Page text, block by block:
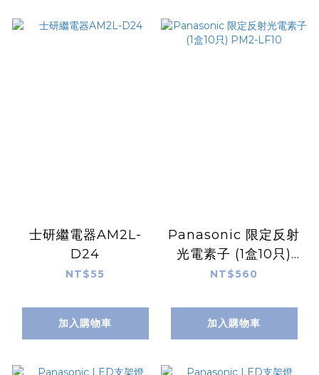
士研繼電器AM2L-
D24
NT$55
加入購物車
Panasonic 限定反射
光電素子 (1盒10只)
PM2-LF10
NT$560
加入購物車